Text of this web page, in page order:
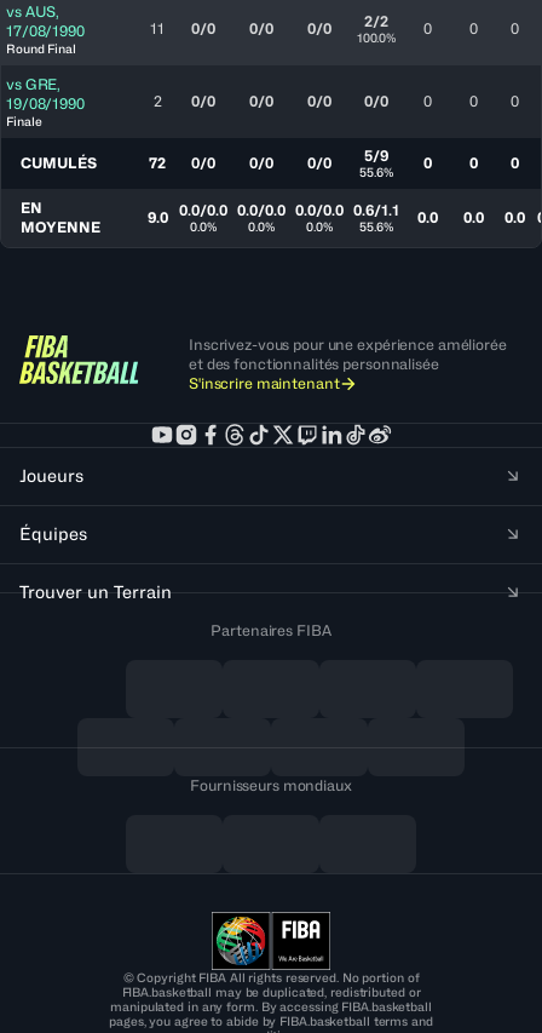
vs AUS,
17/08/1990
Round Final
11 0/0 0/0 0/0 2/2
100.0% 0 0 0
vs GRE,
19/08/1990
Finale
2 0/0 0/0 0/0 0/0 0 0 0
CUMULÉS 72 0/0 0/0 0/0 5/9
55.6% 0 0 0
EN
MOYENNE
9.0 0.0/0.0
0.0%
0.0/0.0
0.0%
0.0/0.0
0.0%
0.6/1.1
55.6% 0.0 0.0 0.0
Inscrivez-vous pour une expérience améliorée
et des fonctionnalités personnalisée
S'inscrire maintenant
Joueurs
Équipes
Trouver un Terrain
Partenaires FIBA
Fournisseurs mondiaux
© Copyright FIBA All rights reserved. No portion of
FIBA.basketball may be duplicated, redistributed or
manipulated in any form. By accessing FIBA.basketball
pages, you agree to abide by FIBA.basketball terms and